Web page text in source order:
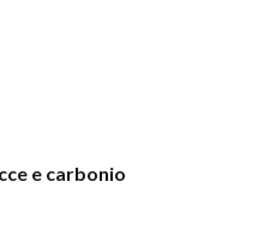
e carbonio